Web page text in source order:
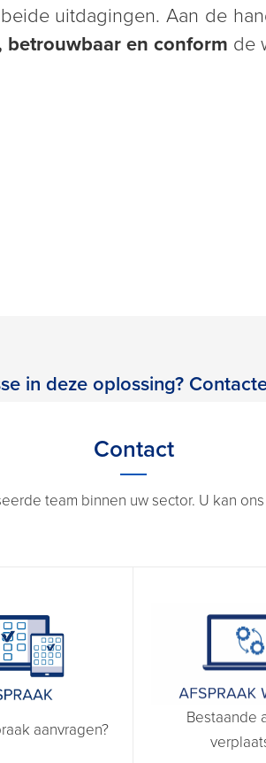
uitdagingen. Aan de
en conform de
in deze oplossing?
Contact
team binnen uw sector. U kan
aanvragen?
Bestaande